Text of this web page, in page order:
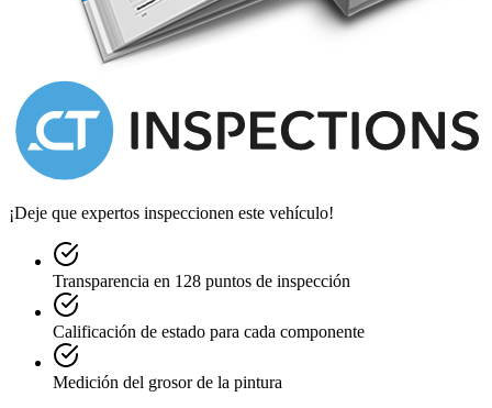
¡Deje que expertos inspeccionen este vehículo!
Transparencia en 128 puntos de inspección
Calificación de estado para cada componente
Medición del grosor de la pintura